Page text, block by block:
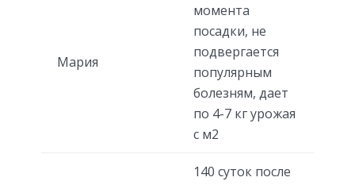
Мария
момента
посадки, не
подвергается
популярным
болезням, дает
по 4-7 кг урожая
с м2
140 суток после